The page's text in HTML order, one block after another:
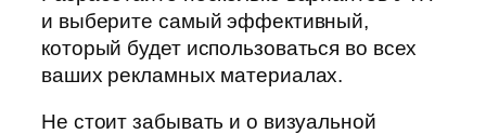
и выберите самый эффективный,
который будет использоваться во всех
ваших рекламных материалах.
Не стоит забывать и о визуальной